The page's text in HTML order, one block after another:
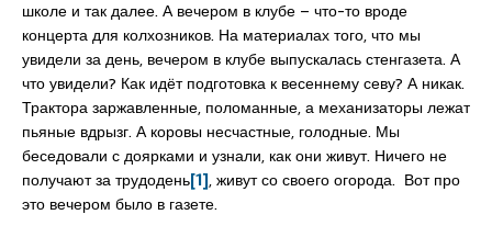
школе и так далее. А вечером в клубе – что-то вроде
концерта для колхозников. На материалах того, что мы
увидели за день, вечером в клубе выпускалась стенгазета. А
что увидели? Как идёт подготовка к весеннему севу? А никак.
Трактора заржавленные, поломанные, а механизаторы лежат
пьяные вдрызг. А коровы несчастные, голодные. Мы
беседовали с доярками и узнали, как они живут. Ничего не
получают за трудодень[1], живут со своего огорода. Вот про
это вечером было в газете.